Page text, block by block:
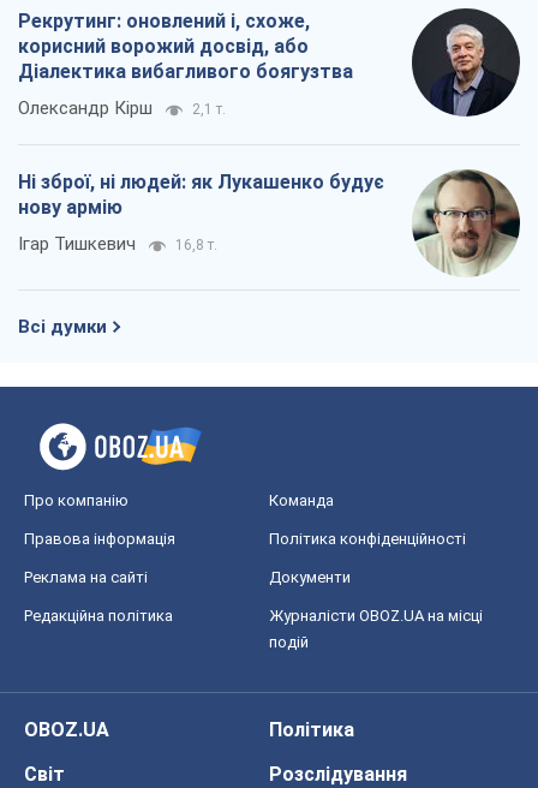
Рекрутинг: оновлений і, схоже,
корисний ворожий досвід, або
Діалектика вибагливого боягузтва
Олександр Кірш 2,1 т.
Ні зброї, ні людей: як Лукашенко будує
нову армію
Ігар Тишкевич 16,8 т.
Всі думки
Про компанію Команда
Правова інформація Політика конфіденційності
Реклама на сайті Документи
Редакційна політика
Журналісти OBOZ.UA на місці
подій
OBOZ.UA
Політика
Світ
Розслідування